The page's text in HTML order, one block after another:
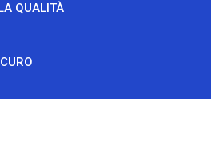
QUALITÀ